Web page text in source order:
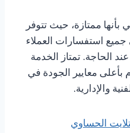
ممتازة، حيث تتوفر
استفسارات العملاء
الحاجة. تمتاز الخدمة
بأعلى معايير الجودة في
والإدارية.
الحساوي